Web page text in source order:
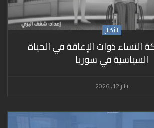
الأخبار
النساء ذوات الإعاقة في الحياة
السياسية في سوريا
يناير 12, 2026